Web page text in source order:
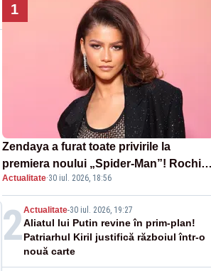
1
Zendaya a furat toate privirile la
premiera noului „Spider-Man”! Rochia
inspirată de pânza de păianjen a făcut
senzație
Actualitate·30 iul. 2026, 18:56
2Actualitate-30 iul. 2026, 19:27
Aliatul lui Putin revine în prim-plan!
Patriarhul Kiril justifică războiul într-o
nouă carte